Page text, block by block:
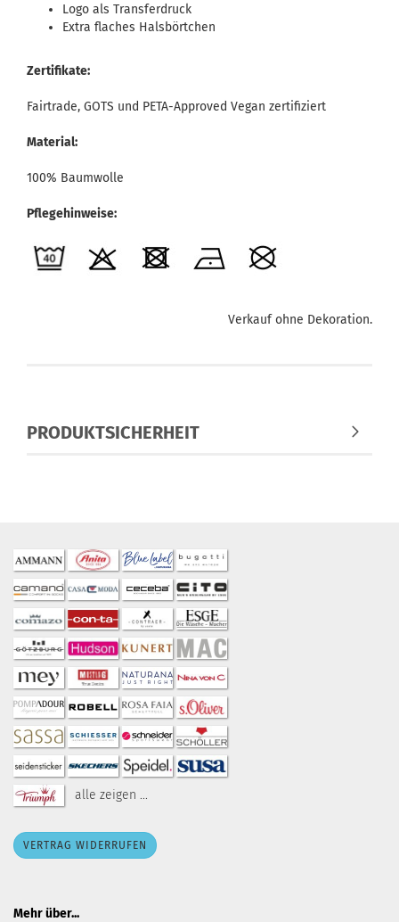
Logo als Transferdruck
Extra flaches Halsbörtchen
Zertifikate:
Fairtrade, GOTS und PETA-Approved Vegan zertifiziert
Material:
100% Baumwolle
Pflegehinweise:
Verkauf ohne Dekoration.
PRODUKTSICHERHEIT
alle zeigen ...
VERTRAG WIDERRUFEN
Mehr über...